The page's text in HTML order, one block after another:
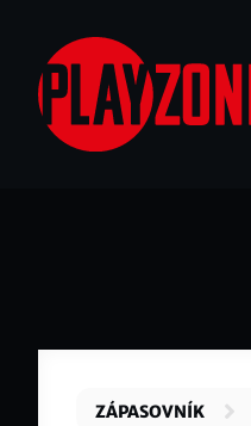
hlavnímu
obsahu
ZÁPASOVNÍK